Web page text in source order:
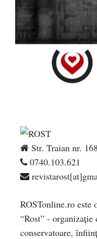
Str. Traian nr.
0740.103.621
ROSTonline.ro
“Rost” -
conservatoare,